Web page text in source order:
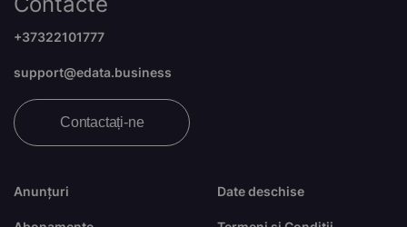
Anunțuri Date deschise
+37322101777
support@edata.business
Contactați-ne